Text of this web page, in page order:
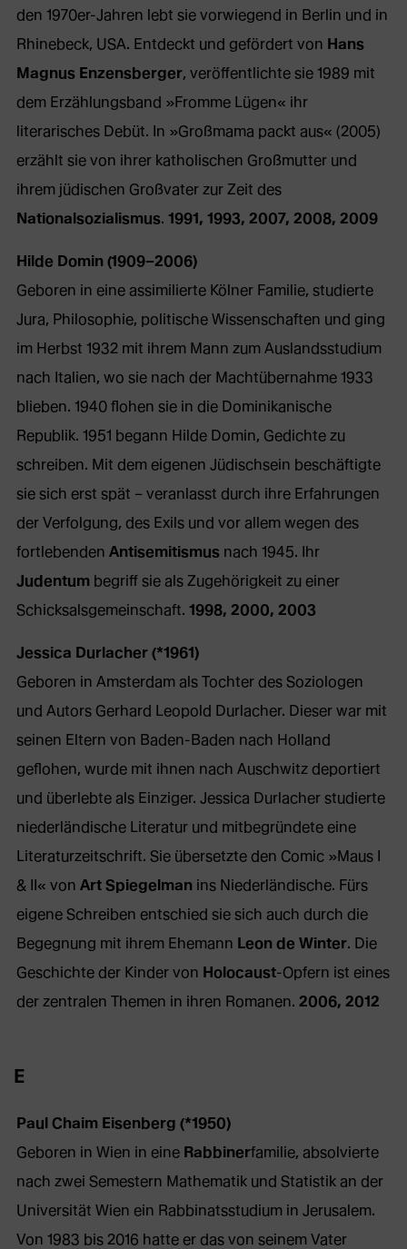
den 1970er-Jahren lebt sie vorwiegend in Berlin und in
Rhinebeck, USA. Entdeckt und gefördert von Hans
Magnus Enzensberger, veröffentlichte sie 1989 mit
dem Erzählungsband »Fromme Lügen« ihr
literarisches Debüt. In »Großmama packt aus« (2005)
erzählt sie von ihrer katholischen Großmutter und
ihrem jüdischen Großvater zur Zeit des
Nationalsozialismus. 1991, 1993, 2007, 2008, 2009
Hilde Domin (1909–2006)
Geboren in eine assimilierte Kölner Familie, studierte
Jura, Philosophie, politische Wissenschaften und ging
im Herbst 1932 mit ihrem Mann zum Auslandsstudium
nach Italien, wo sie nach der Machtübernahme 1933
blieben. 1940 flohen sie in die Dominikanische
Republik. 1951 begann Hilde Domin, Gedichte zu
schreiben. Mit dem eigenen Jüdischsein beschäftigte
sie sich erst spät – veranlasst durch ihre Erfahrungen
der Verfolgung, des Exils und vor allem wegen des
fortlebenden Antisemitismus nach 1945. Ihr
Judentum begriff sie als Zugehörigkeit zu einer
Schicksalsgemeinschaft. 1998, 2000, 2003
Jessica Durlacher (*1961)
Geboren in Amsterdam als Tochter des Soziologen
und Autors Gerhard Leopold Durlacher. Dieser war mit
seinen Eltern von Baden-Baden nach Holland
geflohen, wurde mit ihnen nach Auschwitz deportiert
und überlebte als Einziger. Jessica Durlacher studierte
niederländische Literatur und mitbegründete eine
Literaturzeitschrift. Sie übersetzte den Comic »Maus I
& II« von Art Spiegelmanins Niederländische. Fürs
eigene Schreiben entschied sie sich auch durch die
Begegnung mit ihrem Ehemann Leon de Winter. Die
Geschichte der Kinder von Holocaust-Opfern ist eines
der zentralen Themen in ihren Romanen. 2006, 2012
E
Paul Chaim Eisenberg (*1950)
Geboren in Wien in eine Rabbinerfamilie, absolvierte
nach zwei Semestern Mathematik und Statistik an der
Universität Wien ein Rabbinatsstudium in Jerusalem.
Von 1983 bis 2016 hatte er das von seinem Vater